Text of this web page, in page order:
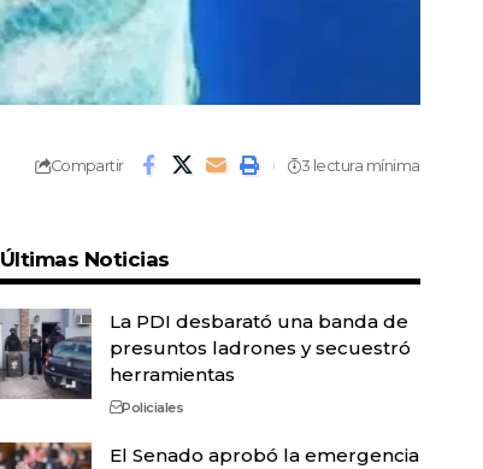
Compartir 3 lectura mínima
Últimas Noticias
La PDI desbarató una banda de
presuntos ladrones y secuestró
herramientas
Policiales
El Senado aprobó la emergencia